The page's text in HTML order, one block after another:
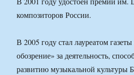
композиторов России.
В 2005 году стал лауреатом
обозрение» за деятельность,
развитию музыкальной культуры